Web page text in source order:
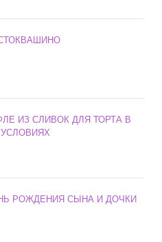
ИЗ СЛИВОК ДЛЯ ТОРТА В
РОЖДЕНИЯ СЫНА И ДОЧКИ